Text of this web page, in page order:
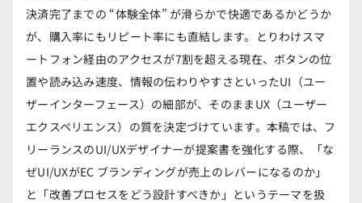
決済完了までの “体験全体” が滑らかで快適であるかどうか
が、購入率にもリピート率にも直結します。とりわけスマ
ートフォン経由のアクセスが7割を超える現在、ボタンの位
置や読み込み速度、情報の伝わりやすさといったUI（ユー
ザーインターフェース）の細部が、そのままUX（ユーザー
エクスペリエンス）の質を決定づけています。本稿では、フ
リーランスのUI/UXデザイナーが提案書を強化する際、「な
ぜUI/UXがEC ブランディングが売上のレバーになるのか」
と「改善プロセスをどう設計すべきか」というテーマを扱